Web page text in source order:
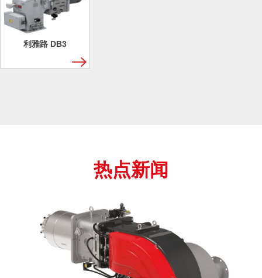
利雅路 DB3
热点新闻